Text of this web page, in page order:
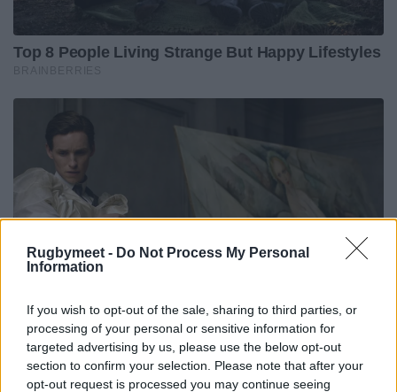
Rugbymeet - Do Not Process My Personal
Information
If you wish to opt-out of the sale, sharing to third parties, or
processing of your personal or sensitive information for
targeted advertising by us, please use the below opt-out
section to confirm your selection. Please note that after your
opt-out request is processed you may continue seeing